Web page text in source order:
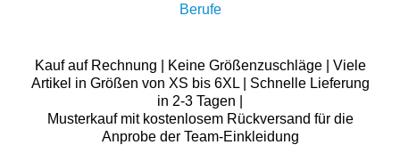
Berufe
Kauf auf Rechnung | Keine Größenzuschläge | Viele
Artikel in Größen von XS bis 6XL | Schnelle Lieferung
in 2-3 Tagen |
Musterkauf mit kostenlosem Rückversand für die
Anprobe der Team-Einkleidung